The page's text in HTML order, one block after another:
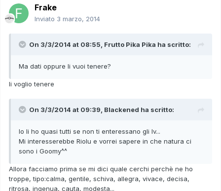
Frake
Inviato 3 marzo, 2014
On 3/3/2014 at 08:55, Frutto Pika Pika ha scritto:
Ma dati oppure li vuoi tenere?
li voglio tenere
On 3/3/2014 at 09:39, Blackened ha scritto:
Io li ho quasi tutti se non ti enteressano gli Iv...
Mi interesserebbe Riolu e vorrei sapere in che natura ci
sono i Goomy^^
Allora facciamo prima se mi dici quale cerchi perchè ne ho
troppe, tipo:calma, gentile, schiva, allegra, vivace, decisa,
ritrosa, ingenua, cauta, modesta...